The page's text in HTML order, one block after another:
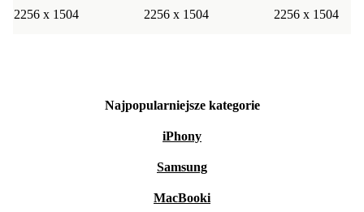
2256 x 1504
2256 x 1504
2256 x 1504
Najpopularniejsze kategorie
iPhony
Samsung
MacBooki